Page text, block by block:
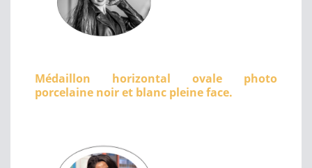
Médaillon horizontal ovale photo
porcelaine noir et blanc pleine face.